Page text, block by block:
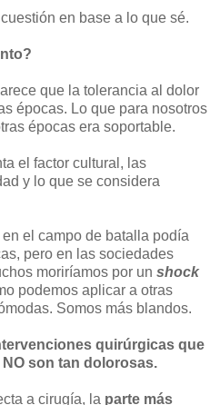
en base a lo que sé.
que la tolerancia al dolor
épocas. Lo que para nosotros
épocas era soportable.
el factor cultural, las
y lo que se considera
el campo de batalla podía
pero en las sociedades
moriríamos por un shock
podemos aplicar a otras
Somos más blandos.
quirúrgicas que
NO son tan dolorosas.
a cirugía, la parte más